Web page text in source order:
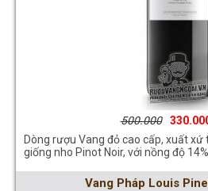
500.000
Dòng rượu Vang đỏ cao cấp, xuất
giống nho Pinot Noir, với nồng độ 14%
Vang Pháp Louis